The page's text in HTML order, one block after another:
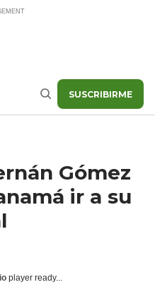
Buscar SUSCRIBIRME
Gómez
ir a su
player ready...